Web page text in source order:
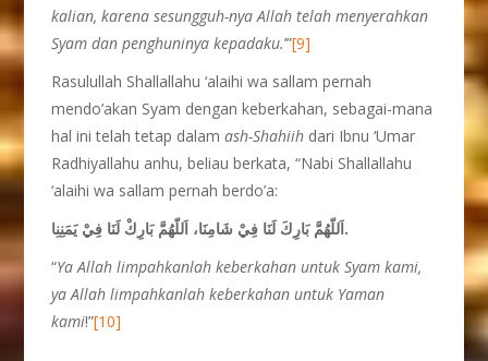
kalian, karena sesungguh-nya Allah telah menyerahkan
Syam dan penghuninya kepadaku.’”[9]
Rasulullah Shallallahu ‘alaihi wa sallam pernah
mendo’akan Syam dengan keberkahan, sebagai-mana
hal ini telah tetap dalamash-Shahiih dari Ibnu ‘Umar
Radhiyallahu anhu, beliau berkata, “Nabi Shallallahu
‘alaihi wa sallam pernah berdo’a:
اَللّهُمَّ بَارِكَ لَنَا فِيْ شَامِنَا، اَللّهُمَّ بَارِكْ لَنَا فِيْ يَمَنِنِا.
“Ya Allah limpahkanlah keberkahan untuk Syam kami,
ya Allah limpahkanlah keberkahan untuk Yaman
kami!”[10]